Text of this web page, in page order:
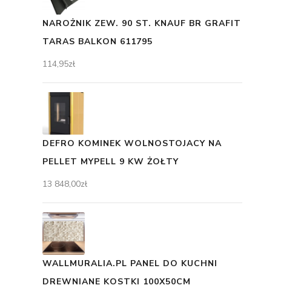
NAROŻNIK ZEW. 90 ST. KNAUF BR GRAFIT
TARAS BALKON 611795
114,95zł
DEFRO KOMINEK WOLNOSTOJACY NA
PELLET MYPELL 9 KW ŻOŁTY
13 848,00zł
WALLMURALIA.PL PANEL DO KUCHNI
DREWNIANE KOSTKI 100X50CM